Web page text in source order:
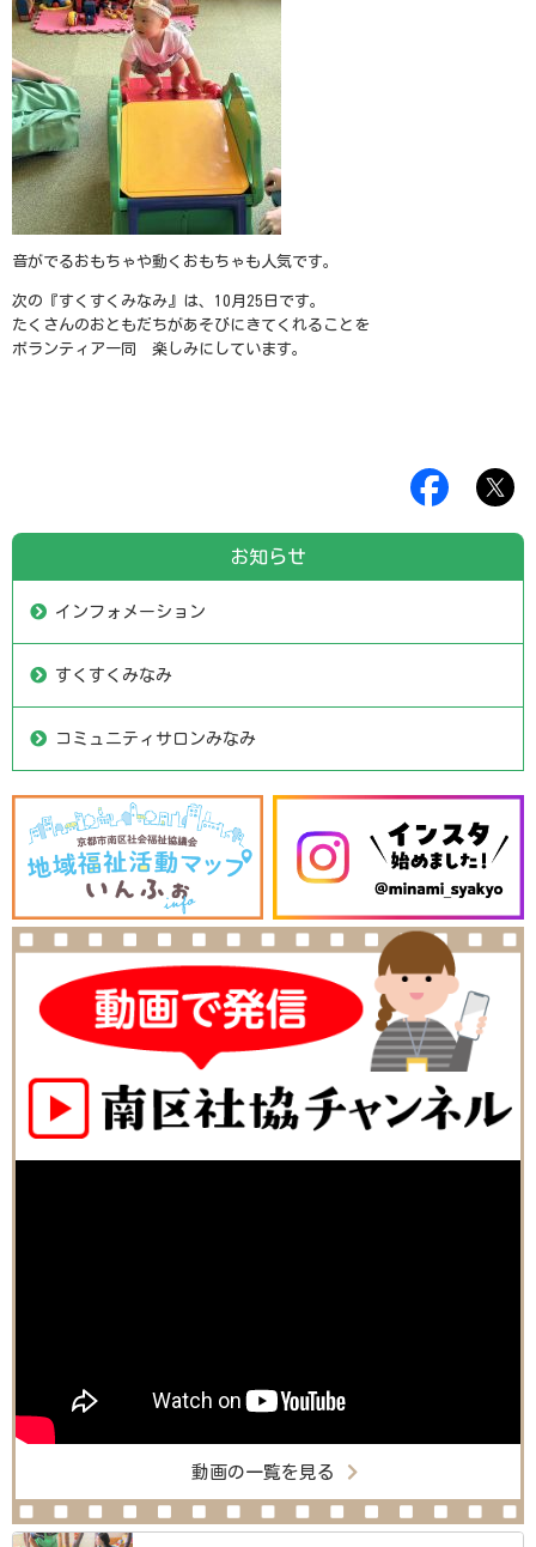
音がでるおもちゃや動くおもちゃも人気です。
次の『すくすくみなみ』は、10月25日です。
たくさんのおともだちがあそびにきてくれることを
ボランティア一同 楽しみにしています。
お知らせ
インフォメーション
すくすくみなみ
コミュニティサロンみなみ
動画の一覧を見る